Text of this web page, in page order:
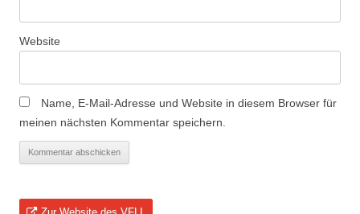
Website
Name, E-Mail-Adresse und Website in diesem Browser für
meinen nächsten Kommentar speichern.